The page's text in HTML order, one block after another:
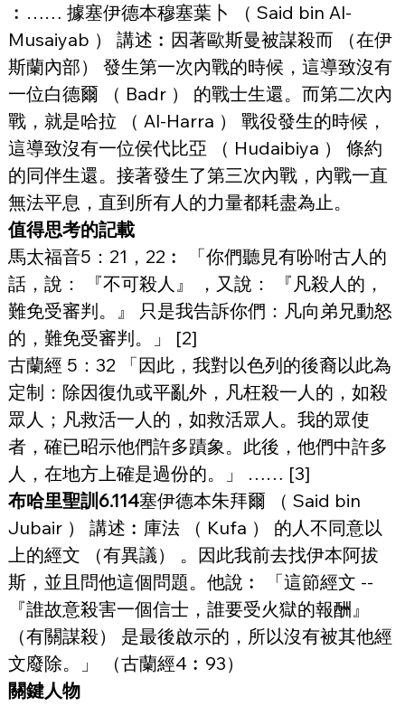
︰…… 據塞伊德本穆塞葉卜 （ Said bin Al-
Musaiyab ） 講述︰因著歐斯曼被謀殺而 （在伊
斯蘭內部） 發生第一次內戰的時候，這導致沒有
一位白德爾 （ Badr ） 的戰士生還。而第二次內
戰，就是哈拉 （ Al-Harra ） 戰役發生的時候，
這導致沒有一位侯代比亞 （ Hudaibiya ） 條約
的同伴生還。接著發生了第三次內戰，內戰一直
無法平息，直到所有人的力量都耗盡為止。
值得思考的記載
馬太福音5：21，22︰ 「你們聽見有吩咐古人的
話，說： 『不可殺人』 ，又說： 『凡殺人的，
難免受審判。』 只是我告訴你們：凡向弟兄動怒
的，難免受審判。」 [2]
古蘭經 5：32 「因此，我對以色列的後裔以此為
定制：除因復仇或平亂外，凡枉殺一人的，如殺
眾人；凡救活一人的，如救活眾人。我的眾使
者，確已昭示他們許多蹟象。此後，他們中許多
人，在地方上確是過份的。」 …… [3]
布哈里聖訓6.114塞伊德本朱拜爾 （ Said bin
Jubair ） 講述︰庫法 （ Kufa ） 的人不同意以
上的經文 （有異議） 。因此我前去找伊本阿拔
斯，並且問他這個問題。他說︰ 「這節經文 --
『誰故意殺害一個信士，誰要受火獄的報酬』
（有關謀殺） 是最後啟示的，所以沒有被其他經
文廢除。」 （古蘭經4︰93）
關鍵人物